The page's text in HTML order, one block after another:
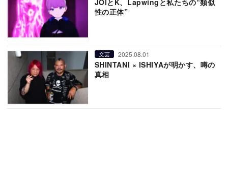
JOIとK、Lapwingと私たちの“類似
性の正体”
文芸 2025.08.01
SHINTANI × ISHIYAが明かす、噂の
真相